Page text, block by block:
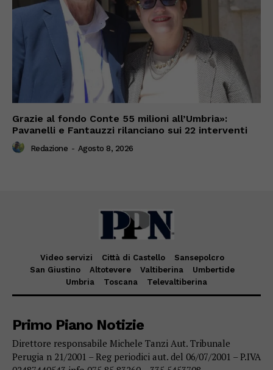
Grazie al fondo Conte 55 milioni all’Umbria»:
Pavanelli e Fantauzzi rilanciano sui 22 interventi
Redazione - Agosto 8, 2026
Video servizi Città di Castello
Sansepolcro
San Giustino
Altotevere Valtiberina
Umbertide
Umbria
Toscana Televaltiberina
Primo Piano Notizie
Direttore responsabile Michele Tanzi Aut. Tribunale
Perugia n 21/2001 – Reg periodici aut. del 06/07/2001 – P.IVA